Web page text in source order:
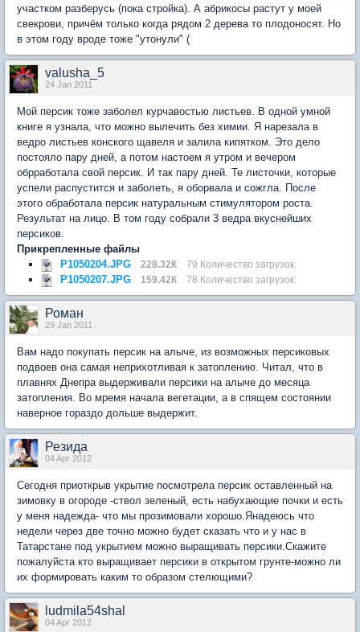
участком разберусь (пока стройка). А абрикосы растут у моей
свекрови, причём только когда рядом 2 дерева то плодоносят. Но
в этом году вроде тоже "утонули" (
valusha_5
24 Jan 2011
Мой персик тоже заболел курчавостью листьев. В одной умной
книге я узнала, что можно вылечить без химии. Я нарезала в
ведро листьев конского щавеля и залила кипятком. Это дело
постояло пару дней, а потом настоем я утром и вечером
обрработала свой персик. И так пару дней. Те листочки, которые
успели распустится и заболеть, я оборвала и сожгла. После
этого обработала персик натуральным стимулятором роста.
Результат на лицо. В том году собрали 3 ведра вкуснейших
персиков.
Прикрепленные файлы
P1050204.JPG
228.32К 79 Количество загрузок:
P1050207.JPG 159.42К 78 Количество загрузок:
Роман
29 Jan 2011
Вам надо покупать персик на алыче, из возможных персиковых
подвоев она самая неприхотливая к затоплению. Читал, что в
плавнях Днепра выдерживали персики на алыче до месяца
затопления. Во мремя начала вегетации, а в спящем состоянии
наверное гораздо дольше выдержит.
Резида
04 Apr 2012
Сегодня приоткрыв укрытие посмотрела персик оставленный на
зимовку в огороде -ствол зеленый, есть набухающие почки и есть
у меня надежда- что мы прозимовали хорошо.Янадеюсь что
недели через две точно можно будет сказать что и у нас в
Татарстане под укрытием можно выращивать персики.Скажите
пожалуйста кто выращивает персики в открытом грунте-можно ли
их формировать каким то образом стелющими?
ludmila54shal
04 Apr 2012